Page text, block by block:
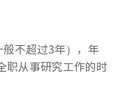
不超过3年），年
职从事研究工作的时